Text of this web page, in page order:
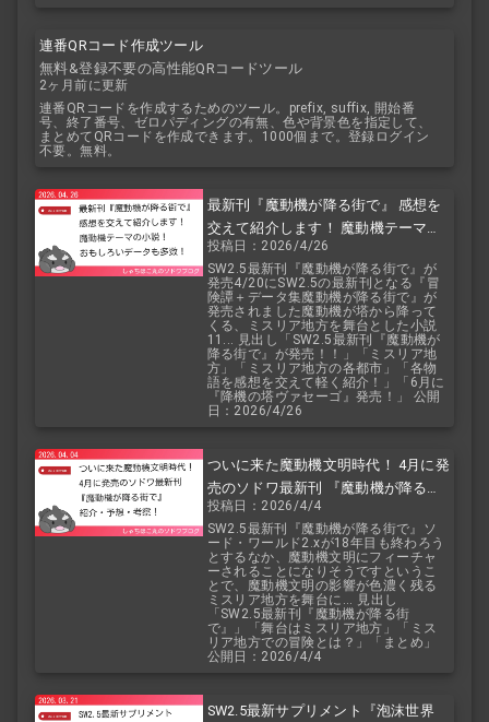
連番QRコード作成ツール
無料&登録不要の高性能QRコードツール
2ヶ月前に更新
連番QRコードを作成するためのツール。prefix, suffix, 開始番
号、終了番号、ゼロパディングの有無、色や背景色を指定して、
まとめてQRコードを作成できます。1000個まで。登録ログイン
不要。無料。
最新刊『魔動機が降る街で』 感想を
交えて紹介します！ 魔動機テーマの
小説！ おもしろいデータも多数！
投稿日：2026/4/26
SW2.5最新刊『魔動機が降る街で』が
発売4/20にSW2.5の最新刊となる『冒
険譚＋データ集魔動機が降る街で』が
発売されました魔動機が塔から降って
くる、ミスリア地方を舞台とした小説
11... 見出し「SW2.5最新刊『魔動機が
降る街で』が発売！！」「ミスリア地
方」「ミスリア地方の各都市」「各物
語を感想を交えて軽く紹介！」「6月に
『降機の塔ヴァセーゴ』発売！」 公開
日：2026/4/26
ついに来た魔動機文明時代！ 4月に発
売のソドワ最新刊 『魔動機が降る街
で』 紹介・予想・考察！
投稿日：2026/4/4
SW2.5最新刊『魔動機が降る街で』ソ
ード・ワールド2.xが18年目も終わろう
とするなか、魔動機文明にフィーチャ
ーされることになりそうですというこ
とで、魔動機文明の影響が色濃く残る
ミスリア地方を舞台に... 見出し
「SW2.5最新刊『魔動機が降る街
で』」「舞台はミスリア地方」「ミス
リア地方での冒険とは？」「まとめ」
公開日：2026/4/4
SW2.5最新サプリメント『泡沫世界